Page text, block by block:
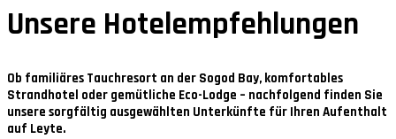
Unsere Hotelempfehlungen
Ob familiäres Tauchresort an der Sogod Bay, komfortables
Strandhotel oder gemütliche Eco-Lodge – nachfolgend finden Sie
unsere sorgfältig ausgewählten Unterkünfte für Ihren Aufenthalt
auf Leyte.